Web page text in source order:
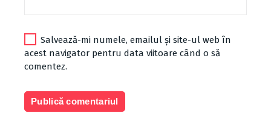
Salvează-mi numele, emailul și site-ul web în
acest navigator pentru data viitoare când o să
comentez.